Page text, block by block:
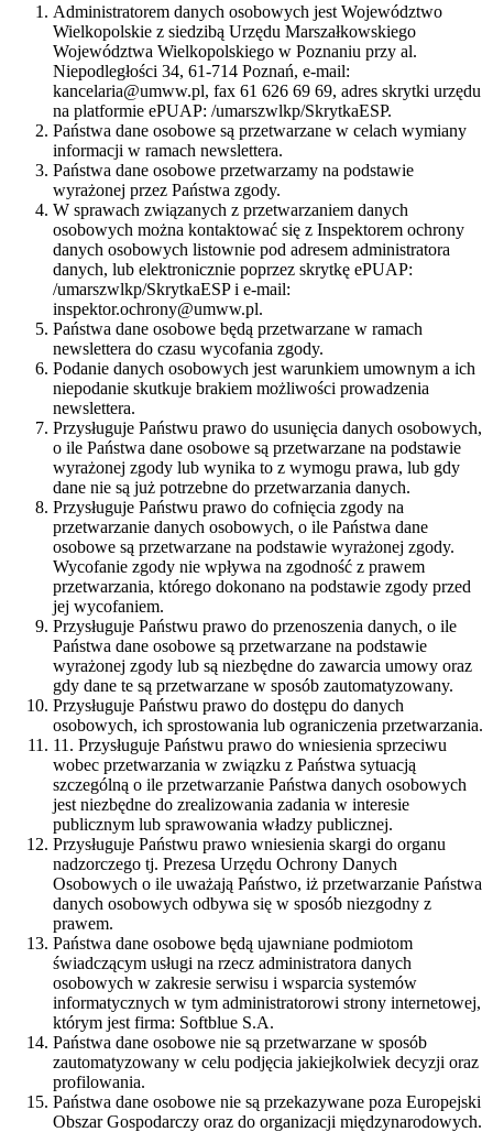
Administratorem danych osobowych jest Województwo
Wielkopolskie z siedzibą Urzędu Marszałkowskiego
Województwa Wielkopolskiego w Poznaniu przy al.
Niepodległości 34, 61-714 Poznań, e-mail:
kancelaria@umww.pl, fax 61 626 69 69, adres skrytki urzędu
na platformie ePUAP: /umarszwlkp/SkrytkaESP.
Państwa dane osobowe są przetwarzane w celach wymiany
informacji w ramach newslettera.
Państwa dane osobowe przetwarzamy na podstawie
wyrażonej przez Państwa zgody.
W sprawach związanych z przetwarzaniem danych
osobowych można kontaktować się z Inspektorem ochrony
danych osobowych listownie pod adresem administratora
danych, lub elektronicznie poprzez skrytkę ePUAP:
/umarszwlkp/SkrytkaESP i e-mail:
inspektor.ochrony@umww.pl.
Państwa dane osobowe będą przetwarzane w ramach
newslettera do czasu wycofania zgody.
Podanie danych osobowych jest warunkiem umownym a ich
niepodanie skutkuje brakiem możliwości prowadzenia
newslettera.
Przysługuje Państwu prawo do usunięcia danych osobowych,
o ile Państwa dane osobowe są przetwarzane na podstawie
wyrażonej zgody lub wynika to z wymogu prawa, lub gdy
dane nie są już potrzebne do przetwarzania danych.
Przysługuje Państwu prawo do cofnięcia zgody na
przetwarzanie danych osobowych, o ile Państwa dane
osobowe są przetwarzane na podstawie wyrażonej zgody.
Wycofanie zgody nie wpływa na zgodność z prawem
przetwarzania, którego dokonano na podstawie zgody przed
jej wycofaniem.
Przysługuje Państwu prawo do przenoszenia danych, o ile
Państwa dane osobowe są przetwarzane na podstawie
wyrażonej zgody lub są niezbędne do zawarcia umowy oraz
gdy dane te są przetwarzane w sposób zautomatyzowany.
Przysługuje Państwu prawo do dostępu do danych
osobowych, ich sprostowania lub ograniczenia przetwarzania.
11. Przysługuje Państwu prawo do wniesienia sprzeciwu
wobec przetwarzania w związku z Państwa sytuacją
szczególną o ile przetwarzanie Państwa danych osobowych
jest niezbędne do zrealizowania zadania w interesie
publicznym lub sprawowania władzy publicznej.
Przysługuje Państwu prawo wniesienia skargi do organu
nadzorczego tj. Prezesa Urzędu Ochrony Danych
Osobowych o ile uważają Państwo, iż przetwarzanie Państwa
danych osobowych odbywa się w sposób niezgodny z
prawem.
Państwa dane osobowe będą ujawniane podmiotom
świadczącym usługi na rzecz administratora danych
osobowych w zakresie serwisu i wsparcia systemów
informatycznych w tym administratorowi strony internetowej,
którym jest firma: Softblue S.A.
Państwa dane osobowe nie są przetwarzane w sposób
zautomatyzowany w celu podjęcia jakiejkolwiek decyzji oraz
profilowania.
Państwa dane osobowe nie są przekazywane poza Europejski
Obszar Gospodarczy oraz do organizacji międzynarodowych.